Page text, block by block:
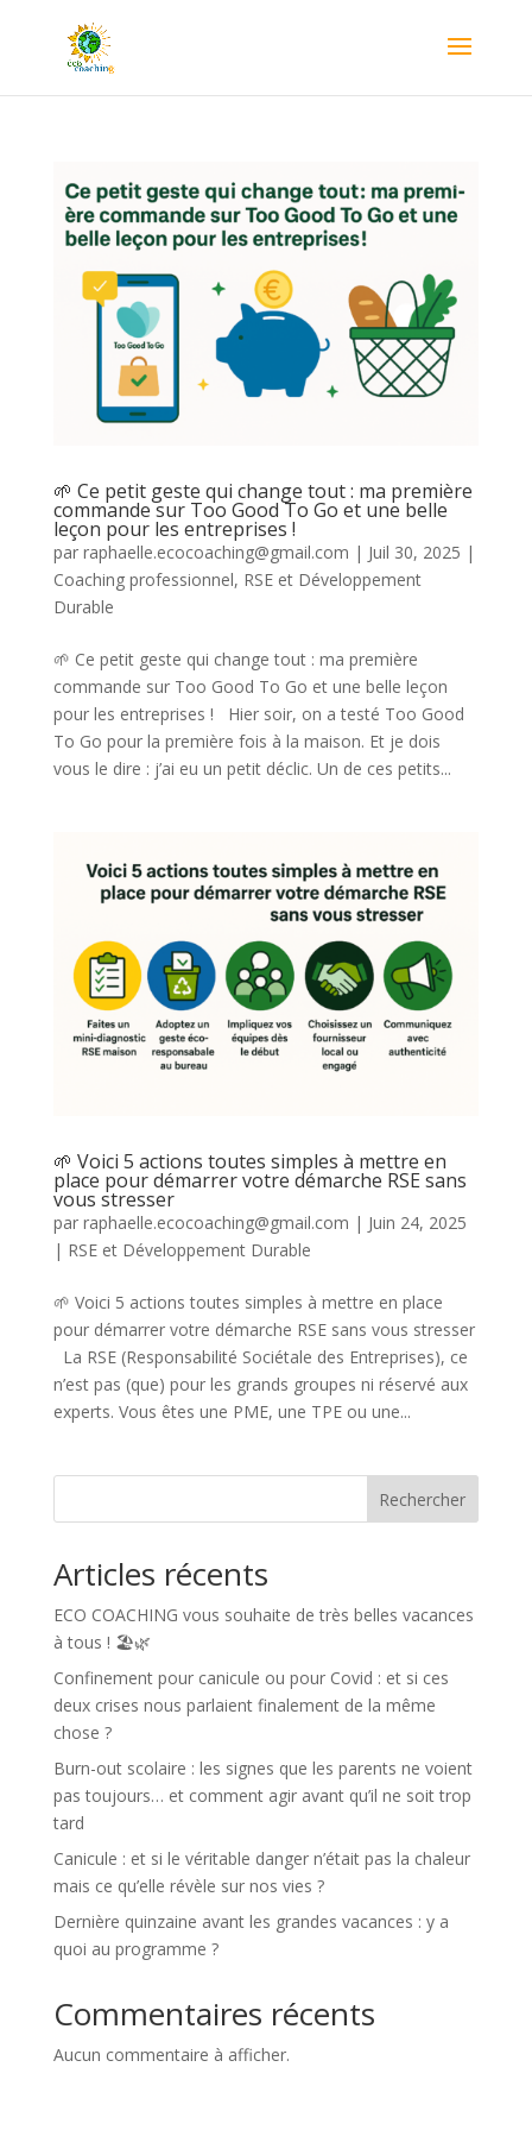
🌱 Ce petit geste qui change tout : ma première
commande sur Too Good To Go et une belle
leçon pour les entreprises !
par raphaelle.ecocoaching@gmail.com | Juil 30, 2025 |
Coaching professionnel, RSE et Développement
Durable
🌱 Ce petit geste qui change tout : ma première
commande sur Too Good To Go et une belle leçon
pour les entreprises ! Hier soir, on a testé Too Good
To Go pour la première fois à la maison. Et je dois
vous le dire : j’ai eu un petit déclic. Un de ces petits...
🌱 Voici 5 actions toutes simples à mettre en
place pour démarrer votre démarche RSE sans
vous stresser
par raphaelle.ecocoaching@gmail.com | Juin 24, 2025
| RSE et Développement Durable
🌱 Voici 5 actions toutes simples à mettre en place
pour démarrer votre démarche RSE sans vous stresser
La RSE (Responsabilité Sociétale des Entreprises), ce
n’est pas (que) pour les grands groupes ni réservé aux
experts. Vous êtes une PME, une TPE ou une...
Rechercher
Articles récents
ECO COACHING vous souhaite de très belles vacances
à tous ! 🏖️🌿
Confinement pour canicule ou pour Covid : et si ces
deux crises nous parlaient finalement de la même
chose ?
Burn-out scolaire : les signes que les parents ne voient
pas toujours… et comment agir avant qu’il ne soit trop
tard
Canicule : et si le véritable danger n’était pas la chaleur
mais ce qu’elle révèle sur nos vies ?
Dernière quinzaine avant les grandes vacances : y a
quoi au programme ?
Commentaires récents
Aucun commentaire à afficher.